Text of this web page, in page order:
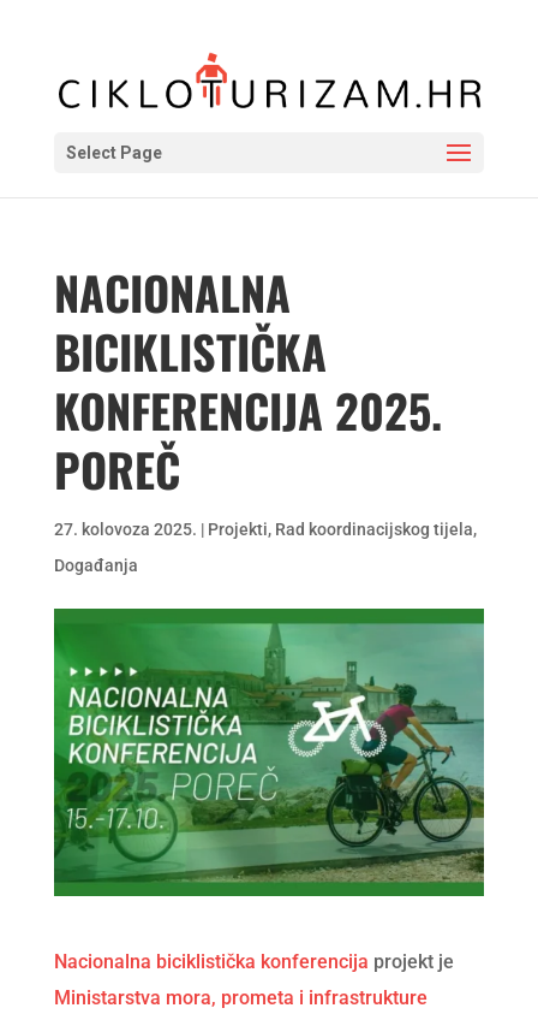
Select Page
NACIONALNA
BICIKLISTIČKA
KONFERENCIJA 2025.
POREČ
27. kolovoza 2025. | Projekti, Rad koordinacijskog tijela,
Događanja
Nacionalna biciklistička konferencija projekt je
Ministarstva mora, prometa i infrastrukture